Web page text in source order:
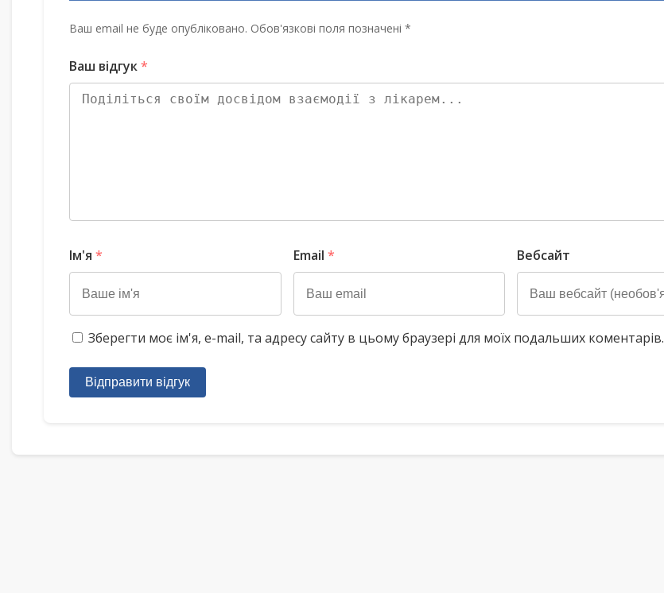
Ваш email не буде опубліковано. Обов'язкові поля позначені *
Ваш відгук*
Ім'я * Email * Вебсайт
Зберегти моє ім'я, e-mail, та адресу сайту в цьому браузері для моїх подальших коментарів.
Відправити відгук